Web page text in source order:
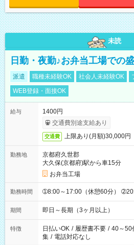
未読
日勤・夜勤♪お弁当工場での
派遣 職種未経験OK 社会人未経験OK
WEB登録・面接OK
給与
1400円
交通費別途支給あり
交通費 上限あり(月額)30,000円
勤務地
京都府久世郡
大久保(京都府)駅から車15分
お弁当工場
勤務時間 ➀8:00～17:00（休憩60分）
期間 即日～長期（3ヶ月以上）
特徴 日払いOK / 履歴書不要 / 40～50
集 / 電話対応なし